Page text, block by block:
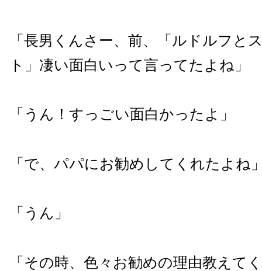
「長男くんさー、前、「ルドルフと
ト」凄い面白いって言ってたよね」
「うん！すっごい面白かったよ」
「で、パパにお勧めしてくれたよね
「うん」
「その時、色々お勧めの理由教えて